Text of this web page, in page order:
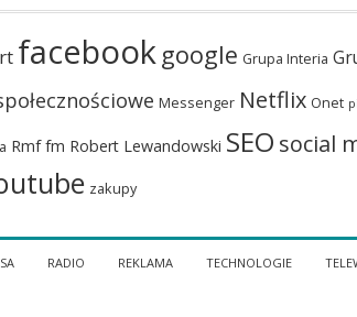
facebook google Grupa Interia
Messenger Netflix Onet
Rmf fm Robert Lewandowski SEO social
zakupy
RADIO REKLAMA TECHNOLOGIE